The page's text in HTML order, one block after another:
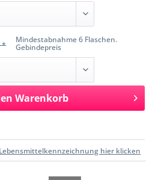
Mindestabnahme 6 Flaschen.
Gebindepreis
*
Warenkorb
hier klicken